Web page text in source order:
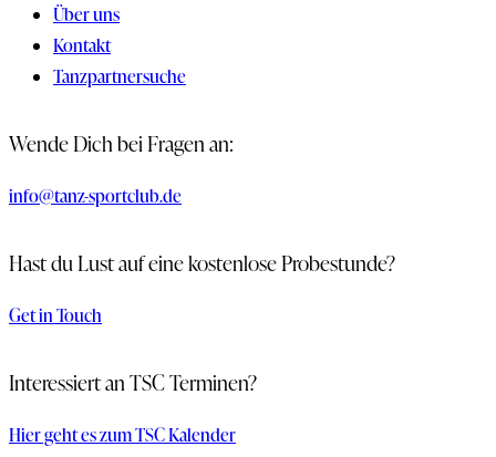
Über uns
Kontakt
Tanzpartnersuche
Wende Dich bei Fragen an:
info@tanz-sportclub.de
Hast du Lust auf eine kostenlose Probestunde?
Get in Touch
Interessiert an TSC Terminen?
Hier geht es zum TSC Kalender